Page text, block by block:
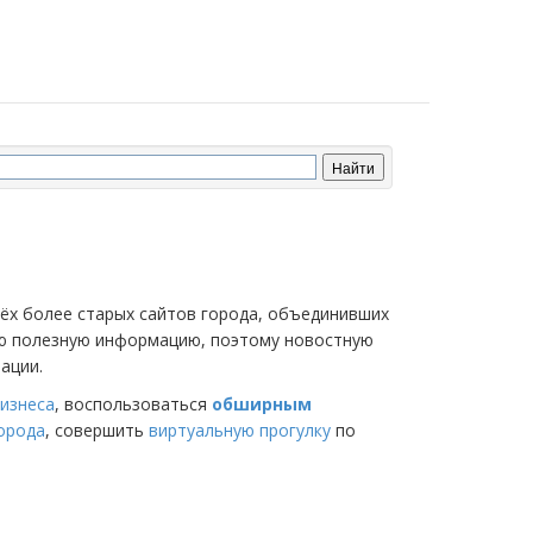
более старых сайтов города, объединивших
полезную информацию, поэтому новостную
, воспользоваться обширным
, совершить виртуальную прогулку по